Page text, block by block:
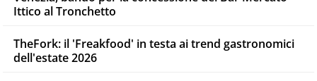
Ittico al Tronchetto
TheFork: il 'Freakfood' in testa ai trend gastronomici
dell'estate 2026